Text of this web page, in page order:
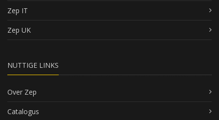
Zep IT
Zep UK
NUTTIGE LINKS
Over Zep
Catalogus